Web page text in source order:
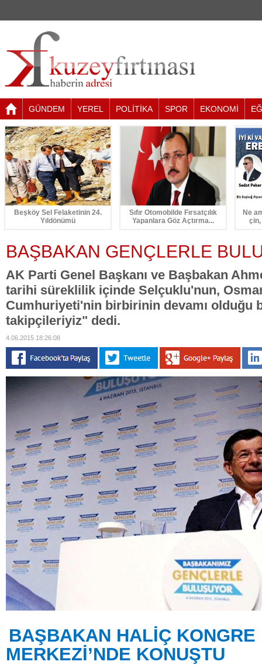
GÜNDEM YEREL POLİTİKA SPOR EKONOMİ
Beşköy Sel Felaketinin 24.
Yıldönümü
Sıfır Otomobilde Fırsatçılık
Yapanlara Göz Açtırma...
Ne
BAŞBAKAN GENÇLERLE
AK Parti Genel Başkanı ve Başbakan
tarihi süreklilik içinde Selçuklu'nun,
Cumhuriyeti'nin birbirinin devamı olduğu
takipçileriyiz" dedi.
4.06.2015 18:26:08
BAŞBAKAN HALİÇ KONGRE
MERKEZİ’NDE KONUŞTU